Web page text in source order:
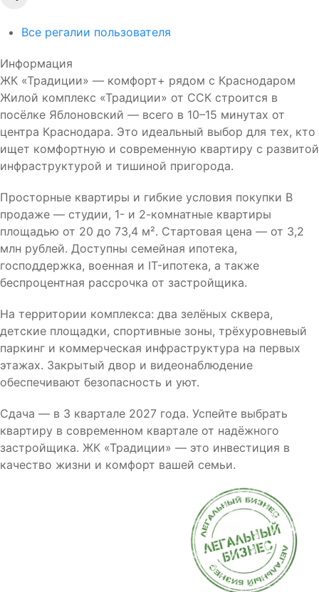
Все регалии пользователя
Информация
ЖК «Традиции» — комфорт+ рядом с Краснодаром
Жилой комплекс «Традиции» от ССК строится в
посёлке Яблоновский — всего в 10–15 минутах от
центра Краснодара. Это идеальный выбор для тех, кто
ищет комфортную и современную квартиру с развитой
инфраструктурой и тишиной пригорода.
Просторные квартиры и гибкие условия покупки В
продаже — студии, 1- и 2-комнатные квартиры
площадью от 20 до 73,4 м². Стартовая цена — от 3,2
млн рублей. Доступны семейная ипотека,
господдержка, военная и IT-ипотека, а также
беспроцентная рассрочка от застройщика.
На территории комплекса: два зелёных сквера,
детские площадки, спортивные зоны, трёхуровневый
паркинг и коммерческая инфраструктура на первых
этажах. Закрытый двор и видеонаблюдение
обеспечивают безопасность и уют.
Сдача — в 3 квартале 2027 года. Успейте выбрать
квартиру в современном квартале от надёжного
застройщика. ЖК «Традиции» — это инвестиция в
качество жизни и комфорт вашей семьи.